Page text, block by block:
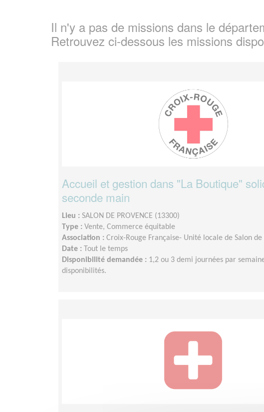
Il n'y a pas de missions dans le
Retrouvez ci-dessous les missions
Accueil et gestion dans "La Boutique"
seconde main
Lieu : SALON DE PROVENCE (13300)
Type : Vente, Commerce équitable
Association : Croix-Rouge Française- Unité locale de Salon de
Date :
Tout le temps
Disponibilité demandée : 1,2 ou 3 demi journées par
disponibilités.